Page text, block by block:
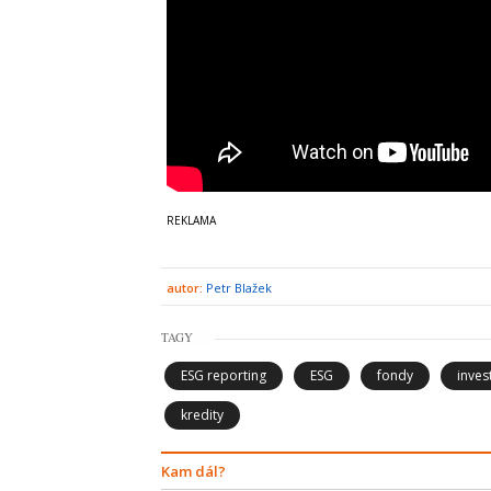
autor: Petr Blažek
TAGY
ESG reporting ESG fondy
kredity
Kam dál?